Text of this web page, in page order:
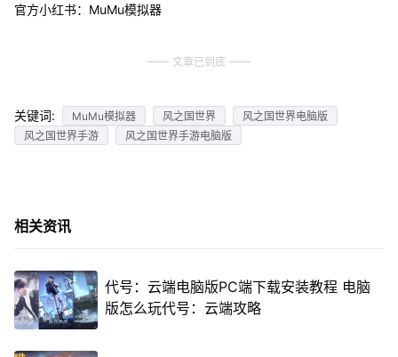
官方小红书：MuMu模拟器
文章已到底
关键词: MuMu模拟器 风之国世界
风之国世界电脑版
风之国世界手游
风之国世界手游电脑版
相关资讯
代号：云端电脑版PC端下载安装教程 电脑
版怎么玩代号：云端攻略